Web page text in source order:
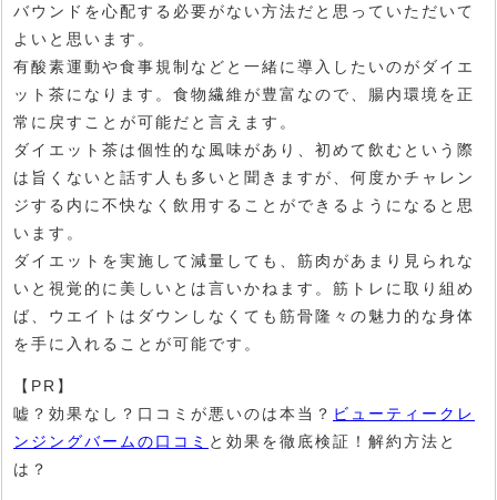
バウンドを心配する必要がない方法だと思っていただいて
よいと思います。
有酸素運動や食事規制などと一緒に導入したいのがダイエ
ット茶になります。食物繊維が豊富なので、腸内環境を正
常に戻すことが可能だと言えます。
ダイエット茶は個性的な風味があり、初めて飲むという際
は旨くないと話す人も多いと聞きますが、何度かチャレン
ジする内に不快なく飲用することができるようになると思
います。
ダイエットを実施して減量しても、筋肉があまり見られな
いと視覚的に美しいとは言いかねます。筋トレに取り組め
ば、ウエイトはダウンしなくても筋骨隆々の魅力的な身体
を手に入れることが可能です。
【PR】
嘘？効果なし？口コミが悪いのは本当？ ビューティークレ
ンジングバームの口コミ と効果を徹底検証！解約方法と
は？